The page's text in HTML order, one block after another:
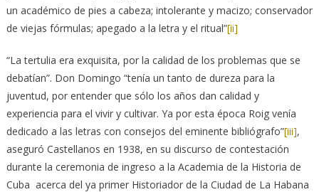
un académico de pies a cabeza; intolerante y macizo; conservador
de viejas fórmulas; apegado a la letra y el ritual”[ii]
“La tertulia era exquisita, por la calidad de los problemas que se
debatían”. Don Domingo “tenía un tanto de dureza para la
juventud, por entender que sólo los años dan calidad y
experiencia para el vivir y cultivar. Ya por esta época Roig venía
dedicado a las letras con consejos del eminente bibliógrafo”[iii],
aseguró Castellanos en 1938, en su discurso de contestación
durante la ceremonia de ingreso a la Academia de la Historia de
Cuba acerca del ya primer Historiador de la Ciudad de La Habana